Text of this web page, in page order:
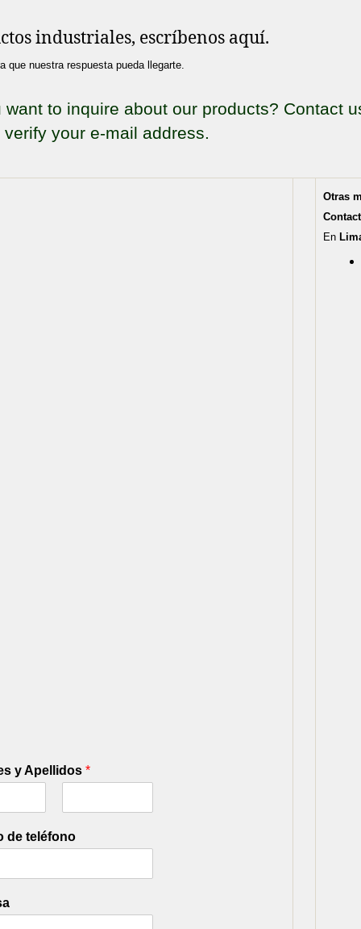
industriales, escríbenos aquí.
nuestra respuesta pueda llegarte.
want to inquire about our products? Contact
verify your e-mail address.
y Apellidos *
a
s
de teléfono
Otras
En